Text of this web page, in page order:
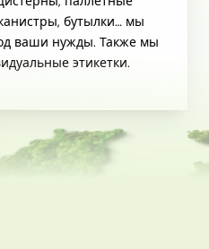
бутылки… мы
ваши нужды. Также мы
этикетки.